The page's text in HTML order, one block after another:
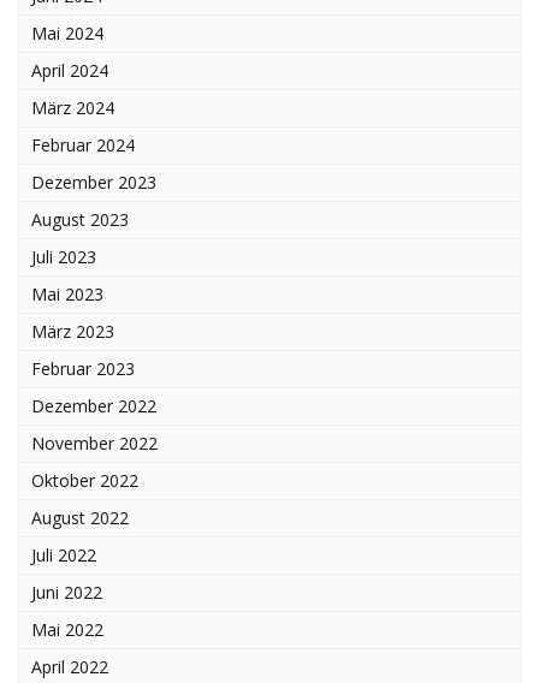
Mai 2024
April 2024
März 2024
Februar 2024
Dezember 2023
August 2023
Juli 2023
Mai 2023
März 2023
Februar 2023
Dezember 2022
November 2022
Oktober 2022
August 2022
Juli 2022
Juni 2022
Mai 2022
April 2022